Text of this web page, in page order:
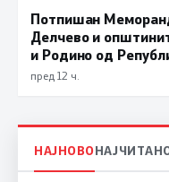
Потпишан
Делчево и
и Родино од
пред 12 ч.
НАЈНОВО